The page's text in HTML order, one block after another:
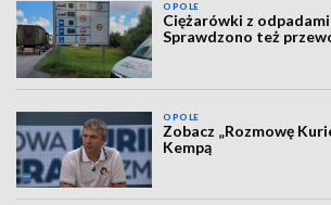
OPOLE
Ciężarówki z
Sprawdzono też
OPOLE
Zobacz „Rozmowę
Kempą